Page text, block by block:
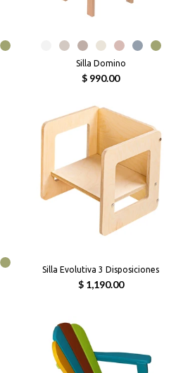
Silla Domino
$ 990.00
Silla Evolutiva 3 Disposiciones
$ 1,190.00